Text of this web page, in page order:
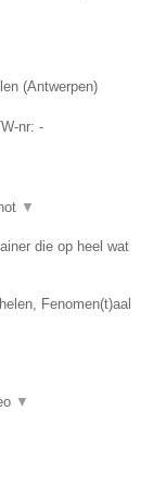
(Antwerpen)
nr: -
▼
die op heel wat
Fenomen(t)aal
▼